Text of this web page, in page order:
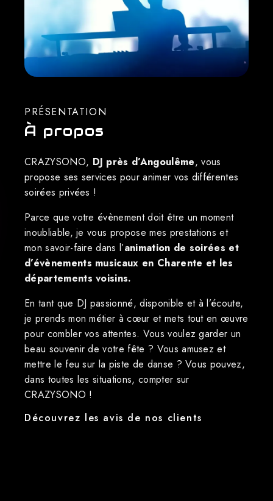
PRÉSENTATION
À propos
CRAZYSONO, DJ près d’Angoulême, vous
propose ses services pour animer vos différentes
soirées privées !
Parce que votre évènement doit être un moment
inoubliable, je vous propose mes prestations et
mon savoir-faire dans l’animation de soirées et
d’évènements musicaux en Charente et les
départements voisins.
En tant que DJ passionné, disponible et à l’écoute,
je prends mon métier à cœur et mets tout en œuvre
pour combler vos attentes. Vous voulez garder un
beau souvenir de votre fête ? Vous amusez et
mettre le feu sur la piste de danse ? Vous pouvez,
dans toutes les situations, compter sur
CRAZYSONO !
Découvrez les avis de nos clients